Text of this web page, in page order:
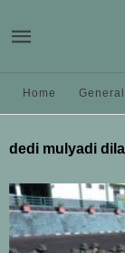
Home General
dedi mulyadi